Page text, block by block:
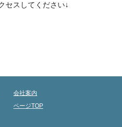
セスしてください↓
会社案内
ページTOP